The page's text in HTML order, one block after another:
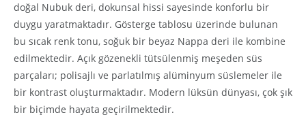
doğal Nubuk deri, dokunsal hissi sayesinde konforlu bir
duygu yaratmaktadır. Gösterge tablosu üzerinde bulunan
bu sıcak renk tonu, soğuk bir beyaz Nappa deri ile kombine
edilmektedir. Açık gözenekli tütsülenmiş meşeden süs
parçaları; polisajlı ve parlatılmış alüminyum süslemeler ile
bir kontrast oluşturmaktadır. Modern lüksün dünyası, çok şık
bir biçimde hayata geçirilmektedir.